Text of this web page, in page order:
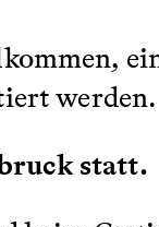
werden.
statt.